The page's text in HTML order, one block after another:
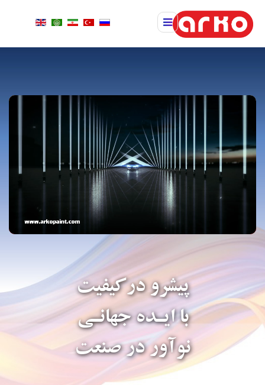
پیشرو درکیفیت
با ایـده جهانـی
نوآور در صنعت